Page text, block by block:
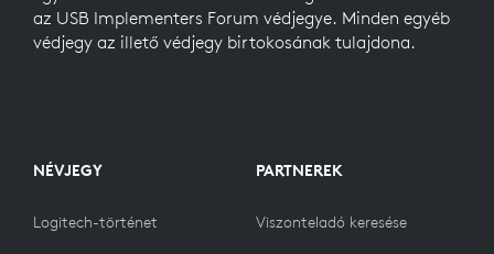
az USB Implementers Forum védjegye. Minden egyéb
védjegy az illető védjegy birtokosának tulajdona.
NÉVJEGY
Logitech-történet
PARTNEREK
Viszonteladó keresése